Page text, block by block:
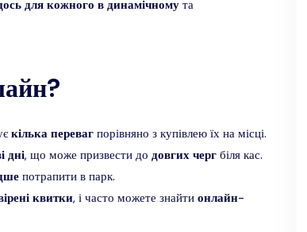
для кожного в динамічному та
кілька переваг порівняно з купівлею їх на місці.
дні, що може призвести до довгих черг біля кас.
потрапити в парк.
квитки, і часто можете знайти онлайн-